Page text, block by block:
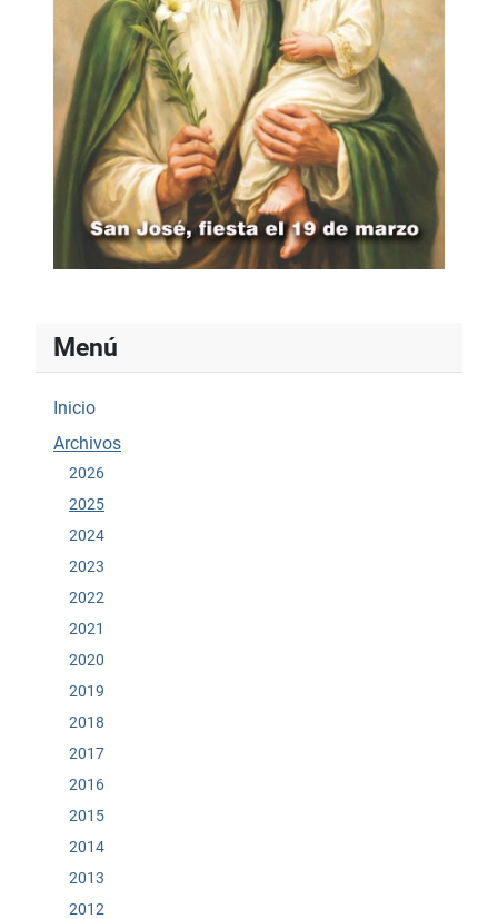
Menú
Inicio
Archivos
2026
2025
2024
2023
2022
2021
2020
2019
2018
2017
2016
2015
2014
2013
2012